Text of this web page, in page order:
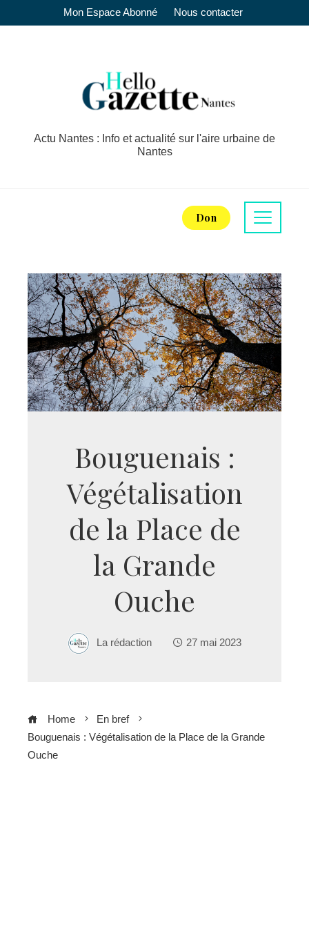
Mon Espace Abonné Nous contacter
Actu Nantes : Info et actualité sur l'aire urbaine de
Nantes
Don
Bouguenais :
Végétalisation
de la Place de
la Grande
Ouche
La rédaction 27 mai 2023
Home
En bref
Bouguenais : Végétalisation de la Place de la Grande
Ouche